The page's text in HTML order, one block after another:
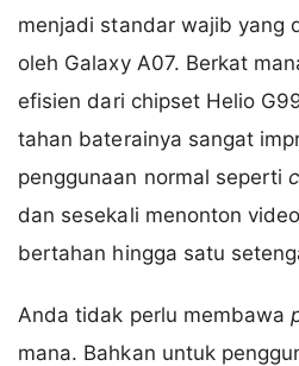
menjadi standar wajib yang
oleh Galaxy A07. Berkat
efisien dari chipset Helio
tahan baterainya sangat
penggunaan normal seperti
dan sesekali menonton
bertahan hingga satu
Anda tidak perlu membawa
mana. Bahkan untuk